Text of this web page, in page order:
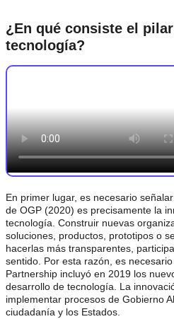
¿En qué consiste el
tecnología?
En primer lugar, es necesario
de OGP (2020) es precisamente la
tecnología. Construir nuevas
soluciones, productos, prototipos o
hacerlas más transparentes,
sentido. Por esta razón, es
Partnership incluyó en 2019 los
desarrollo de tecnología. La
implementar procesos de Gobierno
ciudadanía y los Estados.